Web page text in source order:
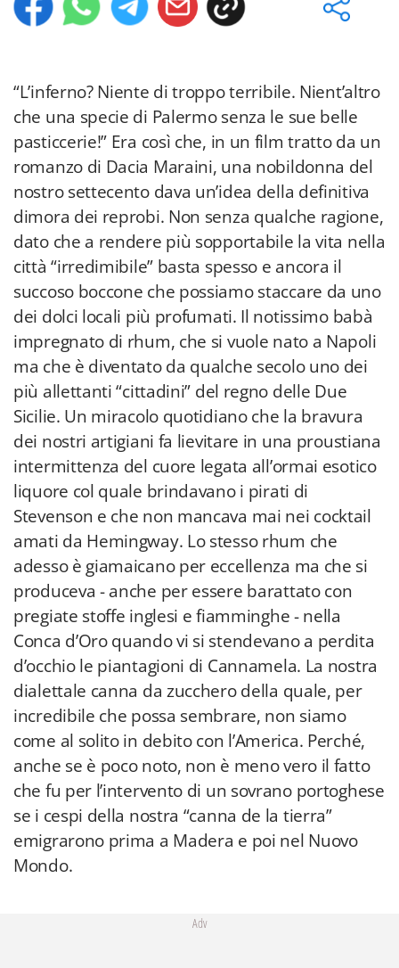
“L’inferno? Niente di troppo terribile. Nient’altro
che una specie di Palermo senza le sue belle
pasticcerie!” Era così che, in un film tratto da un
romanzo di Dacia Maraini, una nobildonna del
nostro settecento dava un’idea della definitiva
dimora dei reprobi. Non senza qualche ragione,
dato che a rendere più sopportabile la vita nella
città “irredimibile” basta spesso e ancora il
succoso boccone che possiamo staccare da uno
dei dolci locali più profumati. Il notissimo babà
impregnato di rhum, che si vuole nato a Napoli
ma che è diventato da qualche secolo uno dei
più allettanti “cittadini” del regno delle Due
Sicilie. Un miracolo quotidiano che la bravura
dei nostri artigiani fa lievitare in una proustiana
intermittenza del cuore legata all’ormai esotico
liquore col quale brindavano i pirati di
Stevenson e che non mancava mai nei cocktail
amati da Hemingway. Lo stesso rhum che
adesso è giamaicano per eccellenza ma che si
produceva - anche per essere barattato con
pregiate stoffe inglesi e fiamminghe - nella
Conca d’Oro quando vi si stendevano a perdita
d’occhio le piantagioni di Cannamela. La nostra
dialettale canna da zucchero della quale, per
incredibile che possa sembrare, non siamo
come al solito in debito con l’America. Perché,
anche se è poco noto, non è meno vero il fatto
che fu per l’intervento di un sovrano portoghese
se i cespi della nostra “canna de la tierra”
emigrarono prima a Madera e poi nel Nuovo
Mondo.
Adv